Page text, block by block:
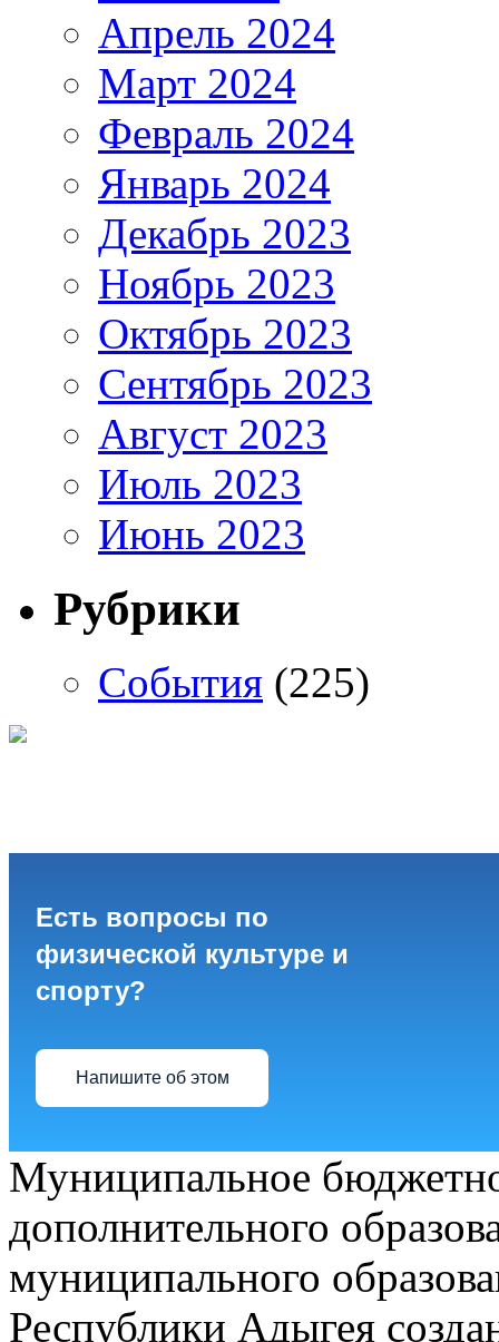
Апрель 2024
Март 2024
Февраль 2024
Январь 2024
Декабрь 2023
Ноябрь 2023
Октябрь 2023
Сентябрь 2023
Август 2023
Июль 2023
Июнь 2023
Рубрики
События (225)
Есть вопросы по
физической культуре и
спорту?
Напишите об этом
Муниципальное
дополнительного
муниципального
Республики Адыгея